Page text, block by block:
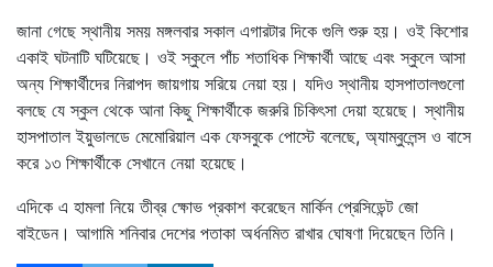
জানা গেছে স্থানীয় সময় মঙ্গলবার সকাল এগারটার দিকে গুলি শুরু হয়। ওই কিশোর
একাই ঘটনাটি ঘটিয়েছে। ওই স্কুলে পাঁচ শতাধিক শিক্ষার্থী আছে এবং স্কুলে আসা
অন্য শিক্ষার্থীদের নিরাপদ জায়গায় সরিয়ে নেয়া হয়। যদিও স্থানীয় হাসপাতালগুলো
বলছে যে স্কুল থেকে আনা কিছু শিক্ষার্থীকে জরুরি চিকিৎসা দেয়া হয়েছে। স্থানীয়
হাসপাতাল ইয়ুভালডে মেমোরিয়াল এক ফেসবুকে পোস্টে বলেছে, অ্যাম্বুলেন্স ও বাসে
করে ১৩ শিক্ষার্থীকে সেখানে নেয়া হয়েছে।
এদিকে এ হামলা নিয়ে তীব্র ক্ষোভ প্রকাশ করেছেন মার্কিন প্রেসিডেন্ট জো
বাইডেন। আগামি শনিবার দেশের পতাকা অর্ধনমিত রাখার ঘোষণা দিয়েছেন তিনি।